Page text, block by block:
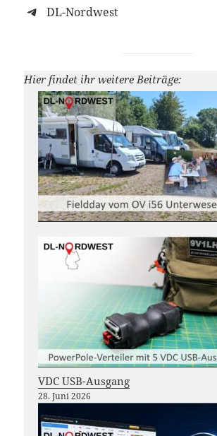
DL-Nordwest
Hier findet ihr weitere Beiträge:
VDC USB-Ausgang
28. Juni 2026